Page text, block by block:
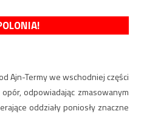
Ajn-Termy we wschodniej części
odpowiadając zmasowanym
oddziały poniosły znaczne